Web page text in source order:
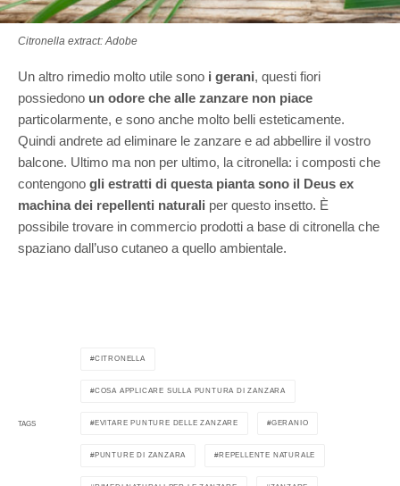
Citronella extract: Adobe
Un altro rimedio molto utile sono i gerani, questi fiori
possiedono un odore che alle zanzare non piace
particolarmente, e sono anche molto belli esteticamente.
Quindi andrete ad eliminare le zanzare e ad abbellire il vostro
balcone. Ultimo ma non per ultimo, la citronella: i composti che
contengono gli estratti di questa pianta sono il Deus ex
machina dei repellenti naturali per questo insetto. È
possibile trovare in commercio prodotti a base di citronella che
spaziano dall’uso cutaneo a quello ambientale.
TAGS
CITRONELLA
COSA APPLICARE SULLA PUNTURA DI ZANZARA
EVITARE PUNTURE DELLE ZANZARE GERANIO
PUNTURE DI ZANZARA REPELLENTE NATURALE